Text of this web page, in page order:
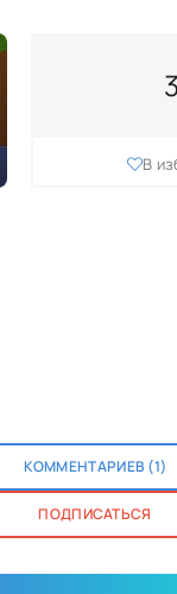
В
КОММЕНТАРИЕВ (1)
ПОДПИСАТЬСЯ